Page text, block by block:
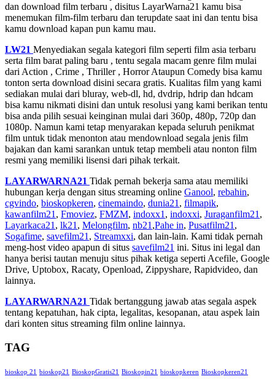
dan download film terbaru , disitus LayarWarna21 kamu bisa
menemukan film-film terbaru dan terupdate saat ini dan tentu bisa
kamu download kapan pun kamu mau.
LW21 Menyediakan segala kategori film seperti film asia terbaru
serta film barat paling baru , tentu segala macam genre film mulai
dari Action , Crime , Thriller , Horror Ataupun Comedy bisa kamu
tonton serta download disini secara gratis. Kualitas film yang kami
sediakan mulai dari bluray, web-dl, hd, dvdrip, hdrip dan hdcam
bisa kamu nikmati disini dan untuk resolusi yang kami berikan tentu
bisa anda pilih sesuai keinginan mulai dari 360p, 480p, 720p dan
1080p. Namun kami tetap menyarakan kepada seluruh penikmat
film untuk tidak menonton atau mendownload segala jenis film
bajakan dan kami sarankan untuk tetap membeli atau nonton film
resmi yang memiliki lisensi dari pihak terkait.
LAYARWARNA21 Tidak pernah bekerja sama atau memiliki
hubungan kerja dengan situs streaming online Ganool, rebahin,
cgvindo, bioskopkeren, cinemaindo, dunia21 , filmapik,
kawanfilm21 , Fmoviez, FMZM, indoxx1 , indoxxi, Juraganfilm21 ,
Layarkaca21 , lk21 , Melongfilm, nb21 ,Pahe in, Pusatfilm21 ,
Sogafime, savefilm21 , Streamxxi, dan lain-lain. Kami tidak pernah
meng-host video apapun di situs savefilm21 ini. Situs ini legal dan
hanya berisi tautan menuju situs pihak ketiga seperti Acefile, Google
Drive, Uptobox, Racaty, Openload, Zippyshare, Rapidvideo, dan
lainnya.
LAYARWARNA21 Tidak bertanggung jawab atas segala aspek
tentang kepatuhan, hak cipta, legalitas, kesopanan, atau aspek lain
dari konten situs streaming film online lainnya.
TAG
bioskop 21 bioskop21 BioskopGratis21 Bioskopin21 bioskopkeren Bioskopkeren21